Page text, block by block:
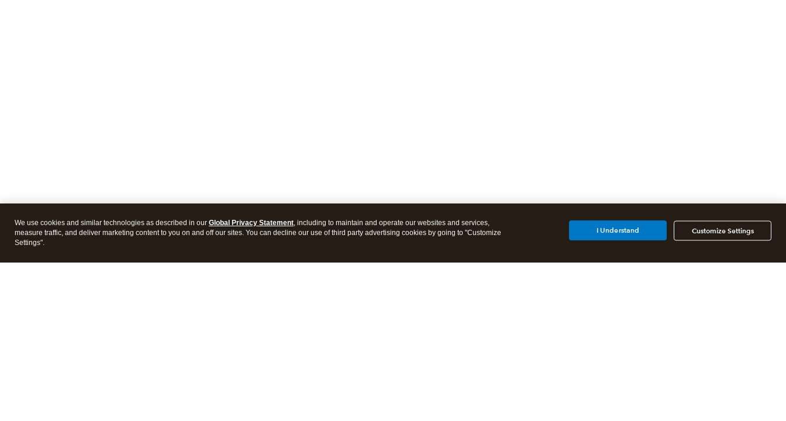
We use cookies and similar technologies as described in our Global Privacy Statement, including to maintain and operate our websites and services,
measure traffic, and deliver marketing content to you on and off our sites. You can decline our use of third party advertising cookies by going to "Customize
Settings".
Customize Settings
I Understand